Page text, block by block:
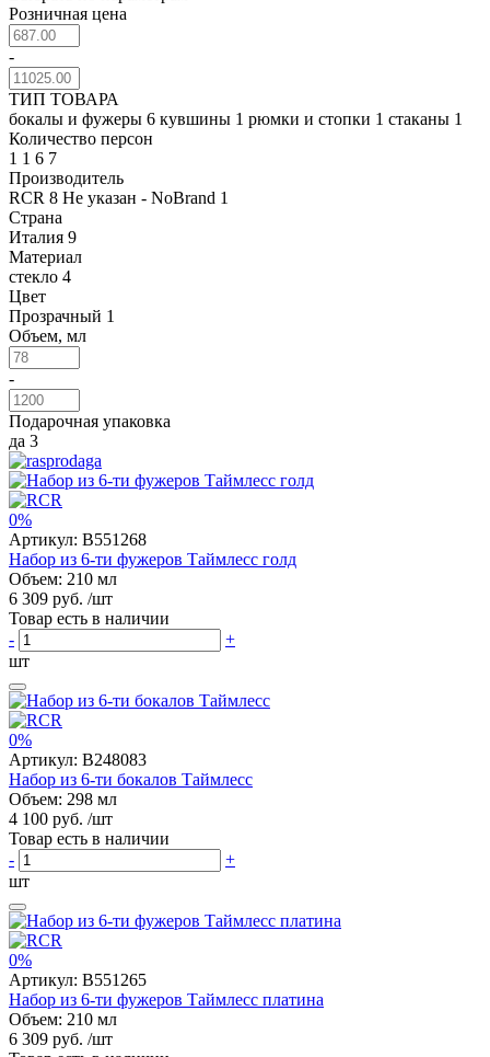
Розничная цена
-
ТИП ТОВАРА
бокалы и фужеры 6 кувшины 1 рюмки и стопки 1 стаканы 1
Количество персон
1 1 6 7
Производитель
RCR 8 Не указан - NoBrand 1
Страна
Италия 9
Материал
стекло 4
Цвет
Прозрачный 1
Объем, мл
-
Подарочная упаковка
да 3
0%
Артикул: B551268
Набор из 6-ти фужеров Таймлесс голд
Объем: 210 мл
6 309 руб. /шт
Товар есть в наличии
-
+
шт
0%
Артикул: B248083
Набор из 6-ти бокалов Таймлесс
Объем: 298 мл
4 100 руб. /шт
Товар есть в наличии
-
+
шт
0%
Артикул: B551265
Набор из 6-ти фужеров Таймлесс платина
Объем: 210 мл
6 309 руб. /шт